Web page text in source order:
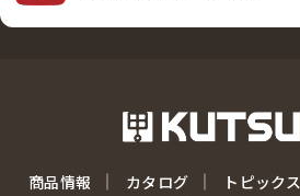
商品情報 カタログ トピックス